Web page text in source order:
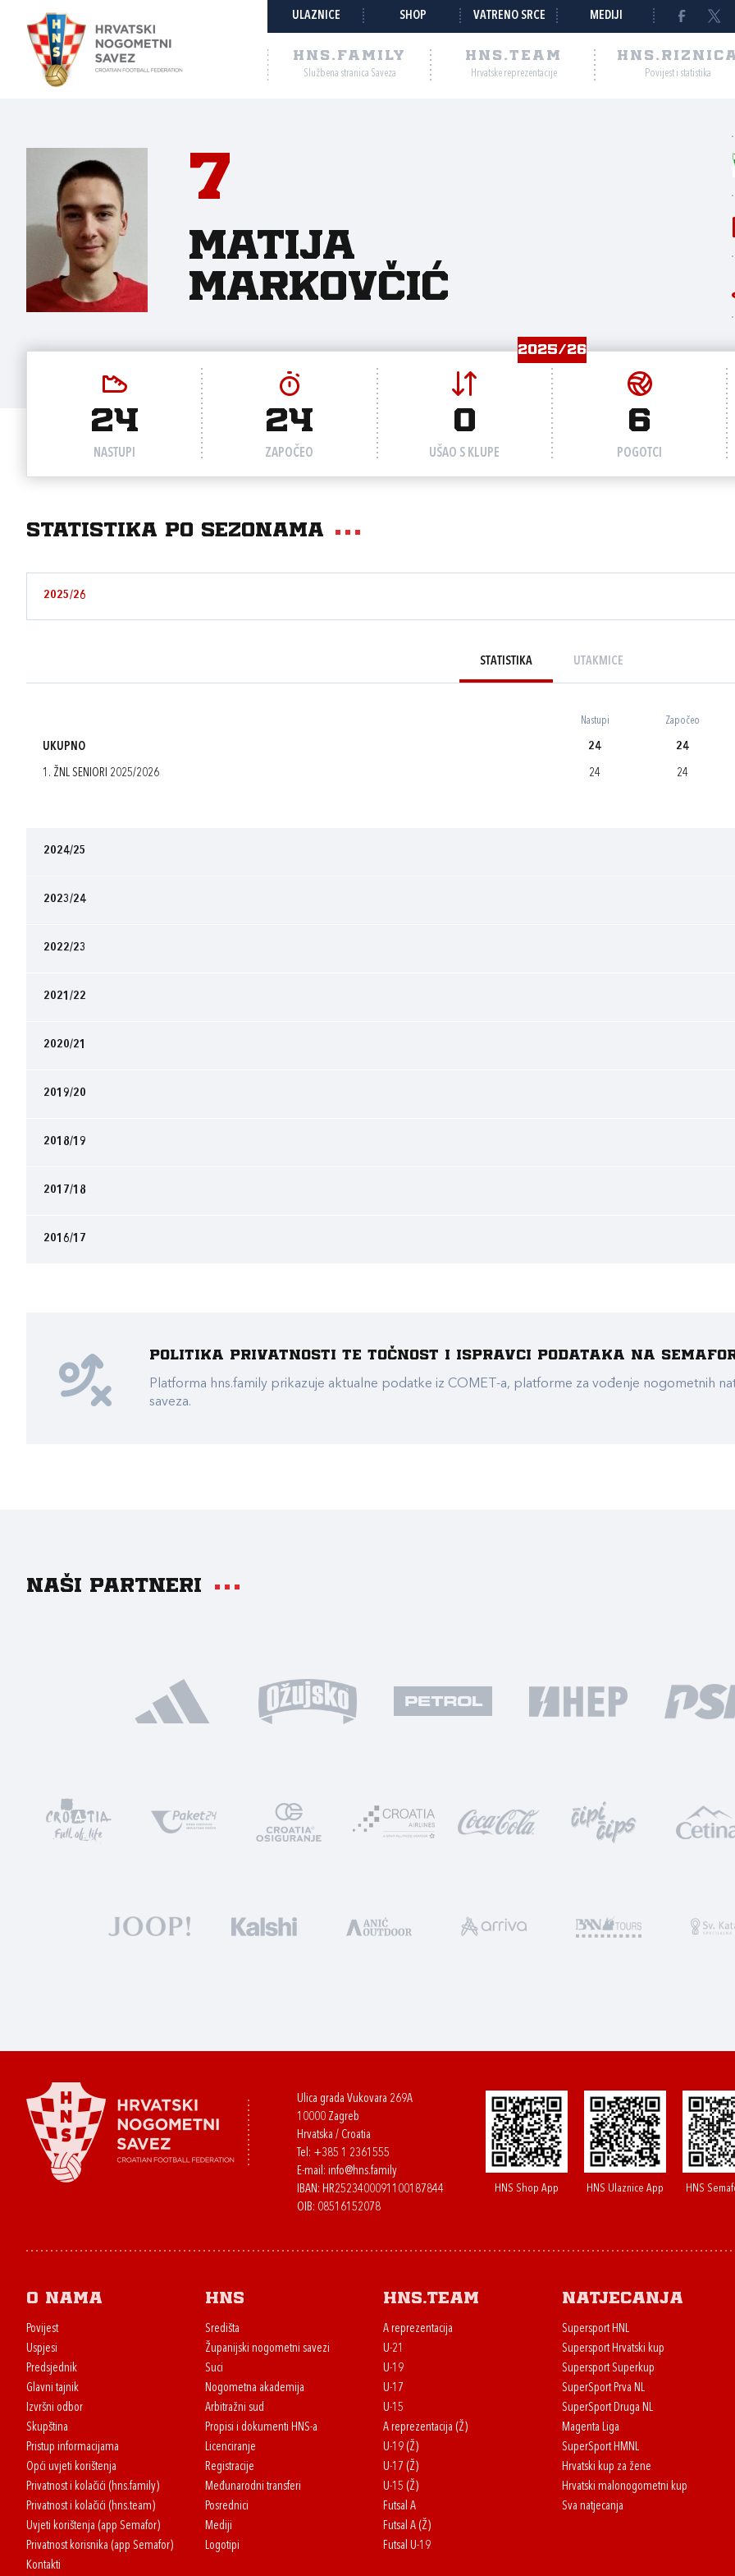
ULAZNICE SHOP VATRENO SRCE MEDIJI
HNS.FAMILY
Službena stranica Saveza
HNS.TEAM
Hrvatske reprezentacije Povijest i statistika
7
Matija
Markovčić
2025/26
24
NASTUPI
24
ZAPOČEO
0
UŠAO S KLUPE
6
POGOTCI
Statistika po sezonama
2025/26
STATISTIKA UTAKMICE
Nastupi Započeo
UKUPNO 24 24
1. ŽNL SENIORI 2025/2026 24 24
2024/25
2023/24
2022/23
2021/22
2020/21
2019/20
2018/19
2017/18
2016/17
Politika privatnosti te točnost i ispravci podataka na
Platforma hns.family prikazuje aktualne podatke iz COMET-a, platforme za vođenje nogometnih
saveza.
Naši partneri
Ulica grada Vukovara 269A
10000 Zagreb
Hrvatska / Croatia
Tel: +385 1 2361555
E-mail: info@hns.family
IBAN: HR2523400091100187844
OIB: 08516152078
HNS Shop App HNS Ulaznice App HNS
O nama
Povijest
Uspjesi
Predsjednik
Glavni tajnik
Izvršni odbor
Skupština
Pristup informacijama
Opći uvjeti korištenja
Privatnost i kolačići (hns.family)
Privatnost i kolačići (hns.team)
Uvjeti korištenja (app Semafor)
Privatnost korisnika (app Semafor)
Kontakti
HNS
Središta
Županijski nogometni savezi
Suci
Nogometna akademija
Arbitražni sud
Propisi i dokumenti HNS-a
Licenciranje
Registracije
Međunarodni transferi
Posrednici
Mediji
Logotipi
HNS.team
A reprezentacija
U-21
U-19
U-17
U-15
A reprezentacija (Ž)
U-19 (Ž)
U-17 (Ž)
U-15 (Ž)
Futsal A
Futsal A (Ž)
Futsal U-19
Natjecanja
Supersport HNL
Supersport Hrvatski kup
Supersport Superkup
SuperSport Prva NL
SuperSport Druga NL
Magenta Liga
SuperSport HMNL
Hrvatski kup za žene
Hrvatski malonogometni kup
Sva natjecanja